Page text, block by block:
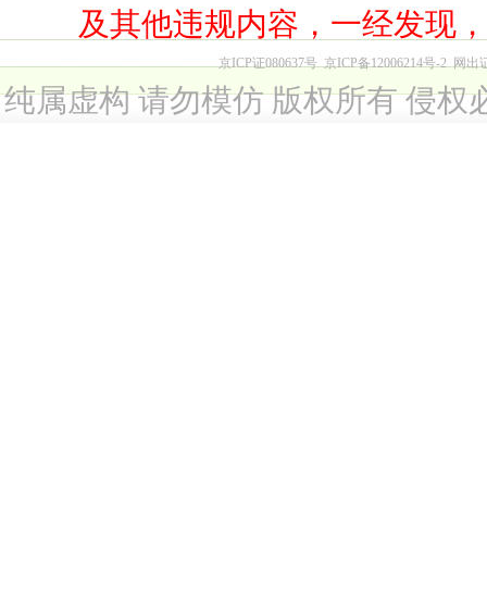
及其他违规内容，一经发现
京ICP证080637号 京ICP备12006214号-2 网出
纯属虚构 请勿模仿 版权所有 侵权